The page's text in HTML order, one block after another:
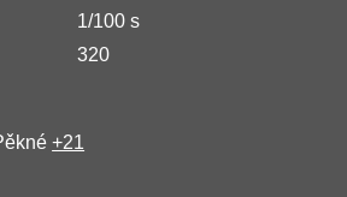
1/100 s
320
+21